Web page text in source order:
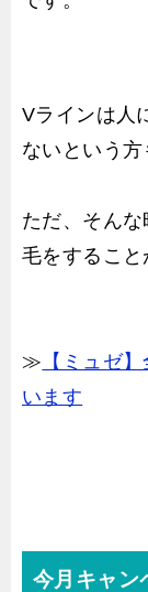
Vラインは人
ないという方
ただ、そん
毛をすること
≫ 【ミュゼ
います
今月キャン